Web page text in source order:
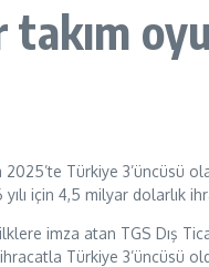
Türkiye 3’üncüsü
için 4,5 milyar dolarlık
imza atan TGS Dış
Türkiye 3’üncüsü